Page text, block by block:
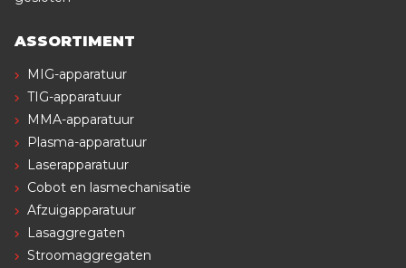
ASSORTIMENT
MIG-apparatuur
TIG-apparatuur
MMA-apparatuur
Plasma-apparatuur
Laserapparatuur
Cobot en lasmechanisatie
Afzuigapparatuur
Lasaggregaten
Stroomaggregaten